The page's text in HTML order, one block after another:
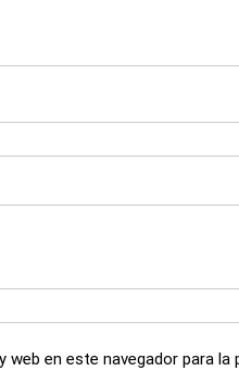
en este navegador para la